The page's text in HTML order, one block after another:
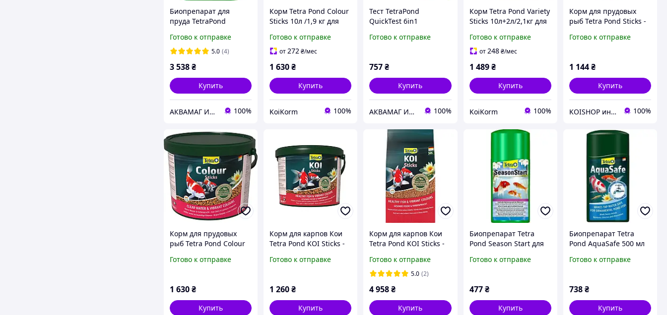
Биопрепарат для
пруда TetraPond
нитевидных
водорослей)
Готово к отправке
5.0 (4)
3 538₴
Купить
АКВАМАГ Интернет-магазин 100%
Корм Tetra Pond Colour
Sticks 10л /1,9 кг для
эффектом усиления
окраски
Готово к отправке
от272₴/мес
1 630₴
Купить
KoiKorm 100%
Тест TetraPond
QuickTest 6in1
Готово к отправке
757₴
Купить
АКВАМАГ Интернет-магазин 100%
Корм Tetra Pond Variety
Sticks 10л+2л/2,1кг для
сбалансированной
формулой
Готово к отправке
от248 ₴/мес
1 489 ₴
Купить
KoiKorm 100%
Корм для прудовых
рыб Tetra Pond Sticks -
золотых рыбок, комет)
Готово к отправке
1 144₴
Купить
KOISHOP интернет-магазин 100%
Корм для прудовых
рыб Tetra Pond Colour
усиления окраски,
Готово к отправке
1 630₴
Купить
Корм для карпов Кои
Tetra Pond KOI Sticks -
цвета, основное
Готово к отправке
1 260₴
Купить
Корм для карпов Кои
Tetra Pond KOI Sticks -
цвета, основное
питание, для прудовых
Готово к отправке
5.0 (2)
4 958₴
Купить
Биопрепарат Tetra
Pond Season Start для
Готово к отправке
477 ₴
Купить
Биопрепарат Tetra
Pond AquaSafe 500 мл
пруду
Готово к отправке
738₴
Купить